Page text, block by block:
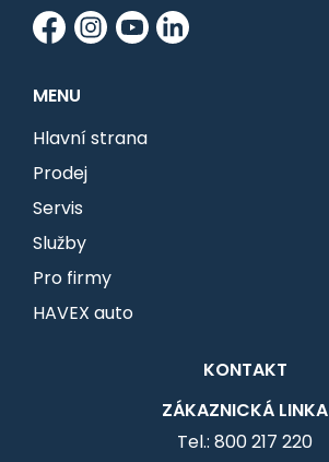
MENU
Hlavní strana
Prodej
Servis
Služby
Pro firmy
HAVEX auto
KONTAKT
ZÁKAZNICKÁ LINKA
Tel.: 800 217 220